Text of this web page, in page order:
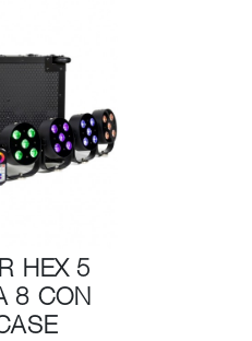
HEX 5
8 CON